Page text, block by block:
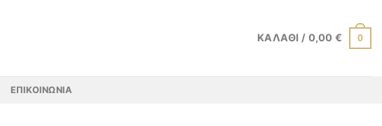
ΚΑΛΆΘΙ / 0,00€ 0
ΕΠΙΚΟΙΝΩΝΊΑ